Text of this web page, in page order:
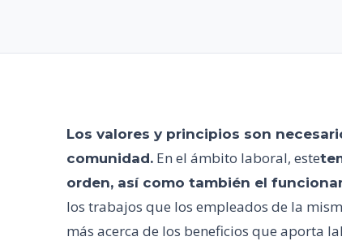
Los valores y principios son
comunidad. En el ámbito laboral, este
orden, así como también el
los trabajos que los empleados de la
más acerca de los beneficios que aporta